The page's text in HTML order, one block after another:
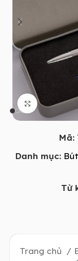
Click to
Mã:
Danh mục:
Từ
Trang chủ